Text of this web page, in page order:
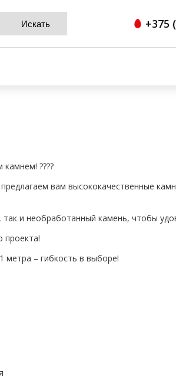
+375
????
вам высококачественные
так и необработанный камень, чтобы
проекта!
метра – гибкость в выборе!